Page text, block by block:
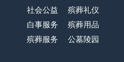
社会公益
殡葬礼仪
白事服务
殡葬用品
殡葬服务
公墓陵园